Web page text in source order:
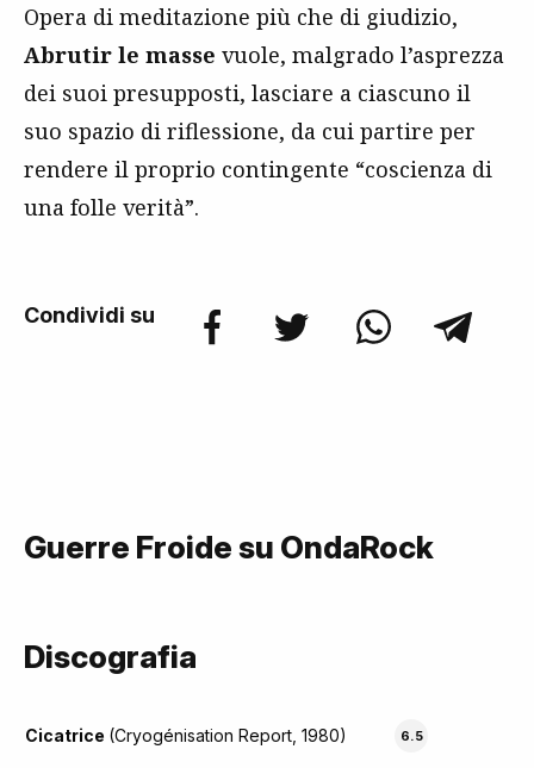
Opera di meditazione più che di giudizio,
Abrutir le masse vuole, malgrado l’asprezza
dei suoi presupposti, lasciare a ciascuno il
suo spazio di riflessione, da cui partire per
rendere il proprio contingente “coscienza di
una folle verità”.
Condividi su
Guerre Froide su OndaRock
Discografia
Cicatrice (Cryogénisation Report, 1980) 6.5